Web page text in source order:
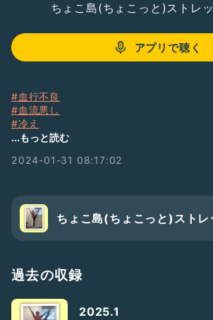
ちょこ島(ちょこっと)ストレ
アプリで聴く
#血行不良
#血流悪し
#冷え
...もっと読む
2024-01-31 08:17:02
ちょこ島(ちょこっと)ストレ
過去の収録
2025.1